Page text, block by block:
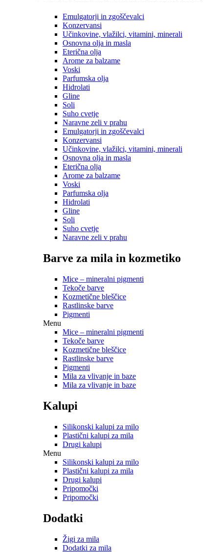
Emulgatorji in zgoščevalci
Konzervansi
Učinkovine, vlažilci, vitamini, minerali
Osnovna olja in masla
Eterična olja
Arome za balzame
Voski
Parfumska olja
Hidrolati
Gline
Soli
Suho cvetje
Naravne zeli v prahu
Emulgatorji in zgoščevalci
Konzervansi
Učinkovine, vlažilci, vitamini, minerali
Osnovna olja in masla
Eterična olja
Arome za balzame
Voski
Parfumska olja
Hidrolati
Gline
Soli
Suho cvetje
Naravne zeli v prahu
Barve za mila in kozmetiko
Mice – mineralni pigmenti
Tekoče barve
Kozmetične bleščice
Rastlinske barve
Pigmenti
Menu
Mice – mineralni pigmenti
Tekoče barve
Kozmetične bleščice
Rastlinske barve
Pigmenti
Mila za vlivanje in baze
Mila za vlivanje in baze
Kalupi
Silikonski kalupi za milo
Plastični kalupi za mila
Drugi kalupi
Menu
Silikonski kalupi za milo
Plastični kalupi za mila
Drugi kalupi
Pripomočki
Pripomočki
Dodatki
Žigi za mila
Dodatki za mila